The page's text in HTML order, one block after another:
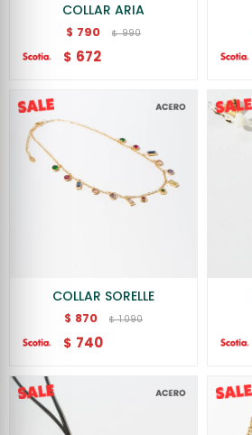
COLLAR ARIA
$ 790 $ 990
$ 672
COLLAR SORELLE
$ 870 $ 1.090
$ 740